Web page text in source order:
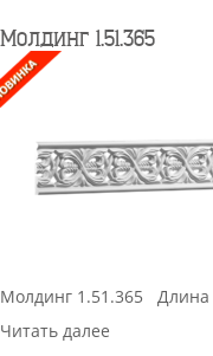
Молдинг 1.51.365
Молдинг 1.51.365
Читать далее